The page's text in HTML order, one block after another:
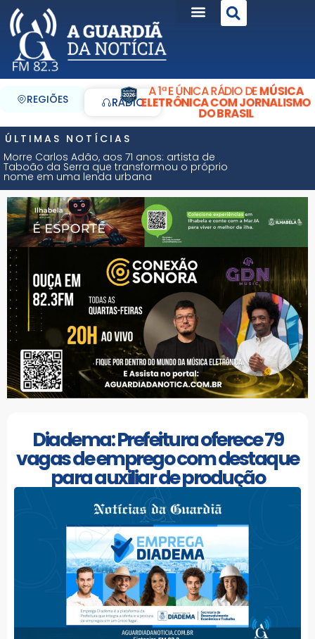
REGIÕES RÁDIO
A 1ª E ÚNICA RÁDIO DEMÚSICA
ELETRÔNICA COM JORNALISMO
DO BRASIL
ÚLTIMAS NOTÍCIAS
Morre Carlos Adão, aos 71 anos: artista de
Taboão da Serra que transformou o próprio
nome em uma lenda urbana
Diadema: Prefeitura oferece 79
vagas de emprego com destaque
para auxiliar de produção